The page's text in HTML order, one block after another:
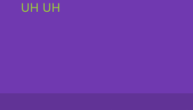
UH UH